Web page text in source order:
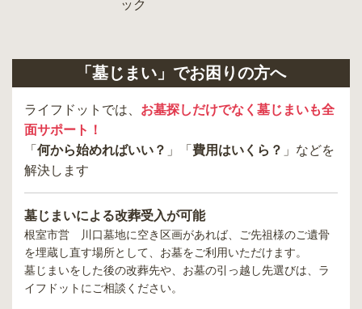
「墓じまい」でお困りの方へ
ライフドットでは、 お墓探しだけでなく墓じまいも全
面サポート！
「 何から始めればいい？ 」「 費用はいくら？ 」などを
解決します
墓じまいによる改葬受入が可能
根室市営 川口墓地に空き区画があれば、ご先祖様のご遺骨
を埋蔵し直す場所として、お墓をご利用いただけます。
墓じまいをした後の改葬先や、お墓の引っ越し先選びは、ラ
イフドットにご相談ください。